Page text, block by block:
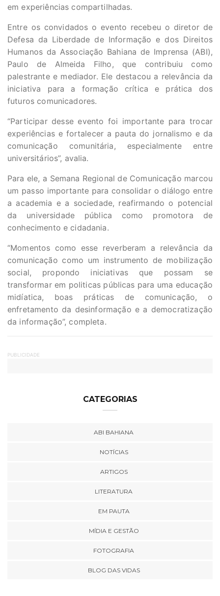
em experiências compartilhadas.
Entre os convidados o evento recebeu o diretor de
Defesa da Liberdade de Informação e dos Direitos
Humanos da Associação Bahiana de Imprensa (ABI),
Paulo de Almeida Filho, que contribuiu como
palestrante e mediador. Ele destacou a relevância da
iniciativa para a formação crítica e prática dos
futuros comunicadores.
“Participar desse evento foi importante para trocar
experiências e fortalecer a pauta do jornalismo e da
comunicação comunitária, especialmente entre
universitários”, avalia.
Para ele, a Semana Regional de Comunicação marcou
um passo importante para consolidar o diálogo entre
a academia e a sociedade, reafirmando o potencial
da universidade pública como promotora de
conhecimento e cidadania.
“Momentos como esse reverberam a relevância da
comunicação como um instrumento de mobilização
social, propondo iniciativas que possam se
transformar em politicas públicas para uma educação
midíatica, boas práticas de comunicação, o
enfretamento da desinformação e a democratização
da informação”, completa.
PUBLICIDADE
CATEGORIAS
ABI BAHIANA
NOTÍCIAS
ARTIGOS
LITERATURA
EM PAUTA
MÍDIA E GESTÃO
FOTOGRAFIA
BLOG DAS VIDAS